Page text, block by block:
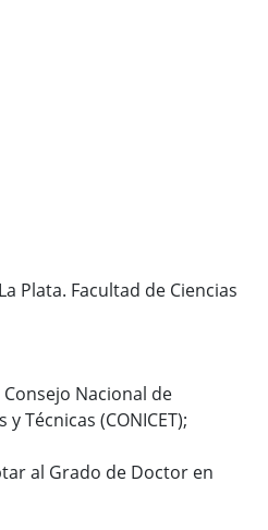
Plata. Facultad de Ciencias
Consejo Nacional de
Técnicas (CONICET);
al Grado de Doctor en